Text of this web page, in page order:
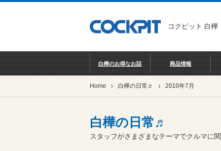
コクピット 白樺
白樺のお得なお話 商品情報
Home 白樺の日常♬ 2010年7月
白樺の日常♬
スタッフがさまざまなテーマでクルマに